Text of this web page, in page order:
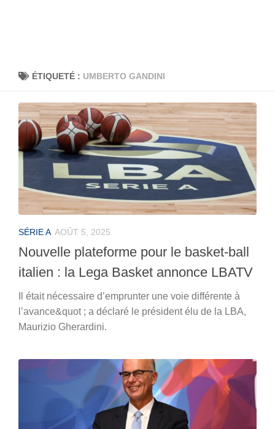
ÉTIQUETÉ : UMBERTO GANDINI
SÉRIE A AOÛT 5, 2025
Nouvelle plateforme pour le basket-ball
italien : la Lega Basket annonce LBATV
Il était nécessaire d’emprunter une voie différente à
l’avance&quot ; a déclaré le président élu de la LBA,
Maurizio Gherardini.